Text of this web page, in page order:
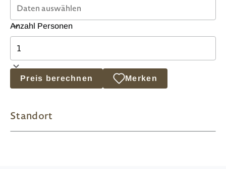
Anzahl Personen
Preis berechnen Merken
Standort